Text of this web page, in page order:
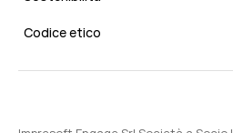
Codice etico